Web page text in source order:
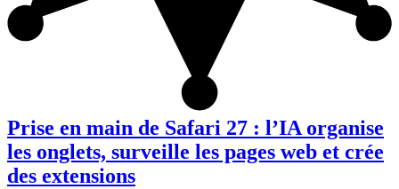
Prise en main de Safari 27 : l’IA organise
les onglets, surveille les pages web et crée
des extensions